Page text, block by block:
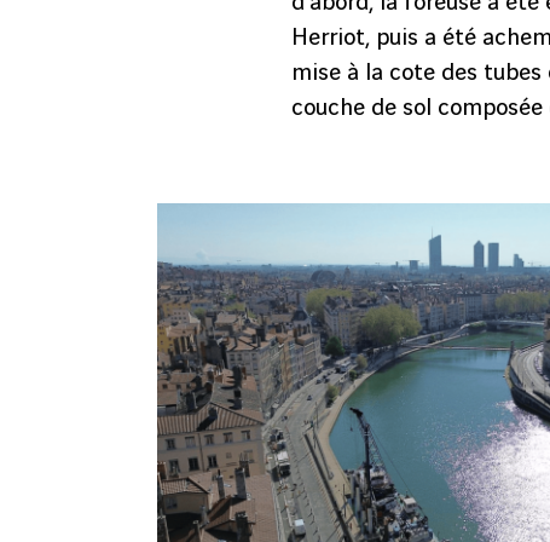
Herriot, puis a été
mise à la cote des
couche de sol